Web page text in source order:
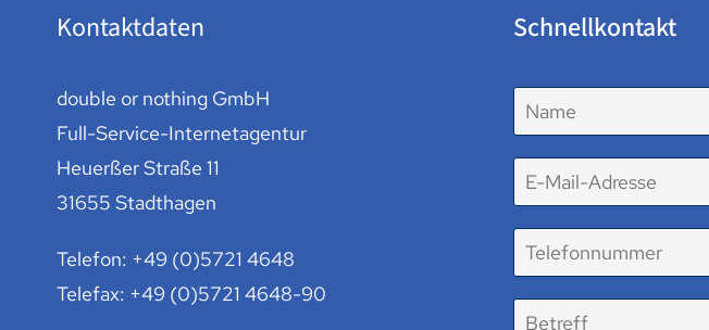
Kontaktdaten
double or nothing GmbH
Full-Service-Internetagentur
Heuerßer Straße 11
31655 Stadthagen
Telefon: +49 (0)5721 4648
Telefax: +49 (0)5721 4648-90
Schnellkontakt